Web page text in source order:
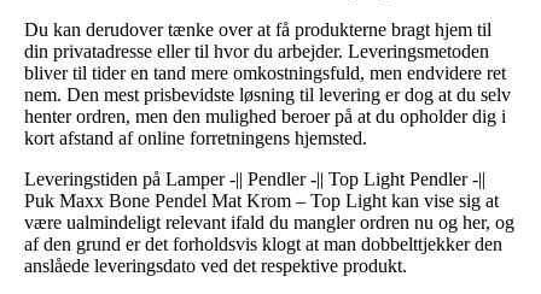
Du kan derudover tænke over at få produkterne bragt hjem til
din privatadresse eller til hvor du arbejder. Leveringsmetoden
bliver til tider en tand mere omkostningsfuld, men endvidere ret
nem. Den mest prisbevidste løsning til levering er dog at du selv
henter ordren, men den mulighed beroer på at du opholder dig i
kort afstand af online forretningens hjemsted.
Leveringstiden på Lamper -|| Pendler -|| Top Light Pendler -||
Puk Maxx Bone Pendel Mat Krom – Top Light kan vise sig at
være ualmindeligt relevant ifald du mangler ordren nu og her, og
af den grund er det forholdsvis klogt at man dobbelttjekker den
anslåede leveringsdato ved det respektive produkt.